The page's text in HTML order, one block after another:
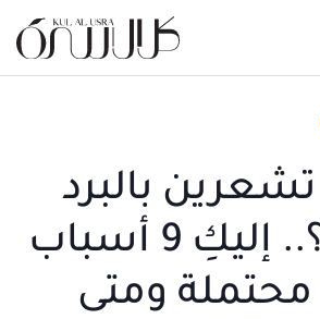
تشعرين بالبرد
دائماً؟.. إليكِ 9 أسباب
ومتى